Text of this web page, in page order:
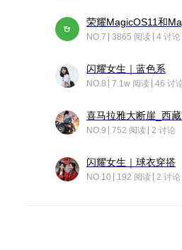
NO.7 3865 阅读 4 讨论
闪耀女生｜蓝色系
NO.8 7.1w 阅读 46 讨
NO.9 752 阅读 2 讨论
闪耀女生｜球衣穿搭
NO.10 192 阅读 2 讨论